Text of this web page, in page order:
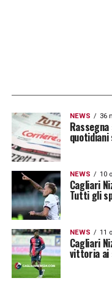
NEWS 36
NEWS 10
Cagliari
Tutti gli
NEWS 11
Cagliari
vittoria ai